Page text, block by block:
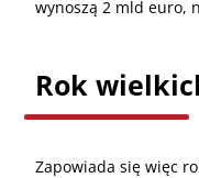
wynoszą 2 mld euro,
Rok
Zapowiada się więc